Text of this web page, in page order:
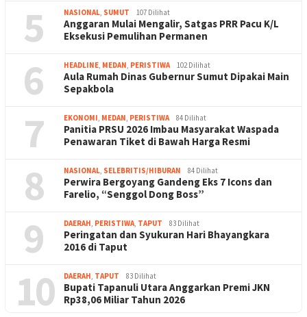
5 NASIONAL, SUMUT 107 Dilihat
Anggaran Mulai Mengalir, Satgas PRR Pacu K/L
Eksekusi Pemulihan Permanen
6 HEADLINE, MEDAN, PERISTIWA 102 Dilihat
Aula Rumah Dinas Gubernur Sumut Dipakai Main
Sepakbola
7 EKONOMI, MEDAN, PERISTIWA 84 Dilihat
Panitia PRSU 2026 Imbau Masyarakat Waspada
Penawaran Tiket di Bawah Harga Resmi
8 NASIONAL, SELEBRITIS/HIBURAN 84 Dilihat
Perwira Bergoyang Gandeng Eks 7 Icons dan
Farelio, “Senggol Dong Boss”
9 DAERAH, PERISTIWA, TAPUT 83 Dilihat
Peringatan dan Syukuran Hari Bhayangkara
2016 di Taput
10 DAERAH, TAPUT 83 Dilihat
Bupati Tapanuli Utara Anggarkan Premi JKN
Rp38,06 Miliar Tahun 2026